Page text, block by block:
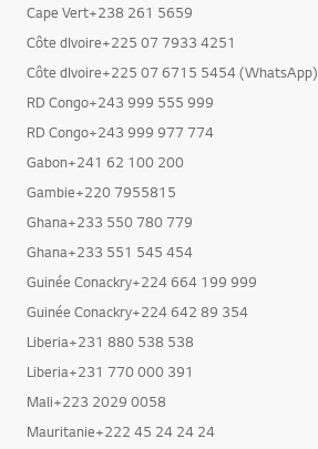
Cape Vert+238 261 5659
Côte dIvoire+225 07 7933 4251
Côte dIvoire+225 07 6715 5454 (WhatsApp)
RD Congo+243 999 555 999
RD Congo+243 999 977 774
Gabon+241 62 100 200
Gambie+220 7955815
Ghana+233 550 780 779
Ghana+233 551 545 454
Guinée Conackry+224 664 199 999
Guinée Conackry+224 642 89 354
Liberia+231 880 538 538
Liberia+231 770 000 391
Mali+223 2029 0058
Mauritanie+222 45 24 24 24